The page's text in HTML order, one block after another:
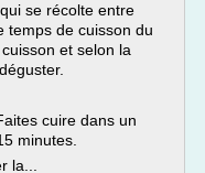
se récolte entre
temps de cuisson du
et selon la
cuire dans un
minutes.
la...